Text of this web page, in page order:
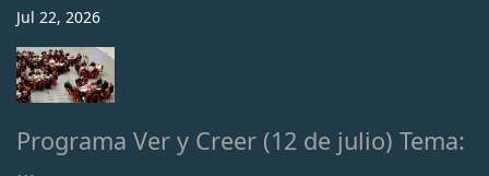
Jul 22, 2026
Programa Ver y Creer (12 de julio) Tema:
…